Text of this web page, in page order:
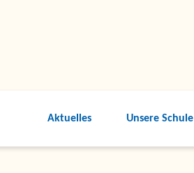
Aktuelles Unsere Schule